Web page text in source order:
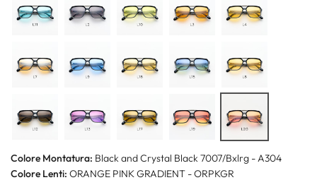
Colore Montatura: Black and Crystal Black 7007/Bxlrg - A304
Colore Lenti: ORANGE PINK GRADIENT - ORPKGR